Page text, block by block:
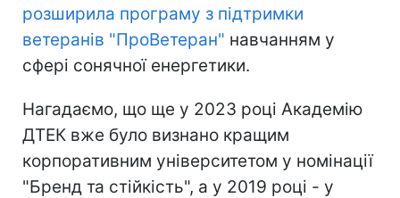
розширила програму з підтримки
ветеранів "ПроВетеран" навчанням у
сфері сонячної енергетики.
Нагадаємо, що ще у 2023 році Академію
ДТЕК вже було визнано кращим
корпоративним університетом у номінації
"Бренд та стійкість", а у 2019 році - у